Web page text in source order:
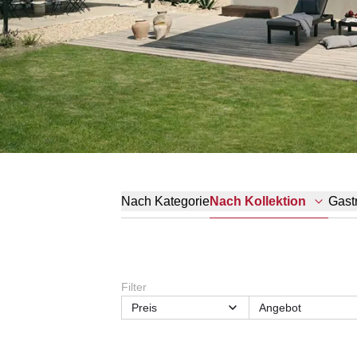
Nach KategorieNach Kollektion
Filter
Preis
Angebot